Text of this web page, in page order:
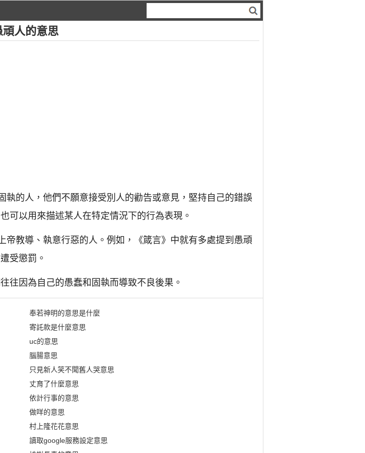
頑人的意思
的人，他們不願意接受別人的勸告或意見，堅持自己的錯誤
可以用來描述某人在特定情況下的行為表現。
教導、執意行惡的人。例如，《箴言》中就有多處提到愚頑
受懲罰。
往因為自己的愚蠢和固執而導致不良後果。
奉若神明的意思是什麼
寄託款是什麼意思
uc的意思
腦腸意思
只見新人笑不聞舊人哭意思
丈育了什麼意思
依計行事的意思
做咩的意思
村上隆花花意思
讀取google服務設定意思